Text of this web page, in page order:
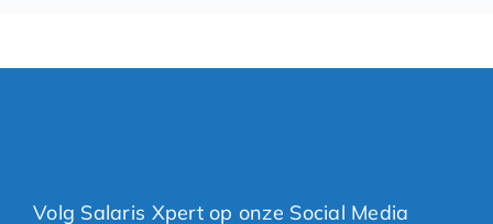
Volg Salaris Xpert op onze Social Media